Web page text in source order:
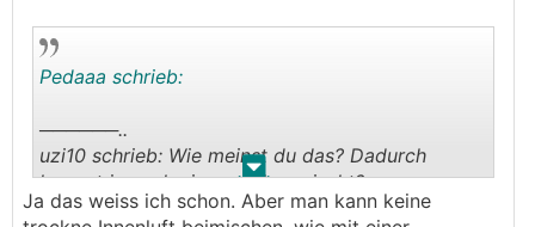
https://www.energiesparhaus.at/forum-kwl-entfeucht
ungsanlage/64340_1#612000
https://www.energiesparhaus.at/forum-entfeuchtung
-mittels-kwl-im-sommer/64298_6#751121
Alles schön und gut, aber meist nur schwer
. .
Pedaaa schrieb:
──────..
uzi10 schrieb: Wie meinst du das? Dadurch
kommt ja auch nix zurückgemischt?
───────────────
Ja das weiss ich schon. Aber man kann keine